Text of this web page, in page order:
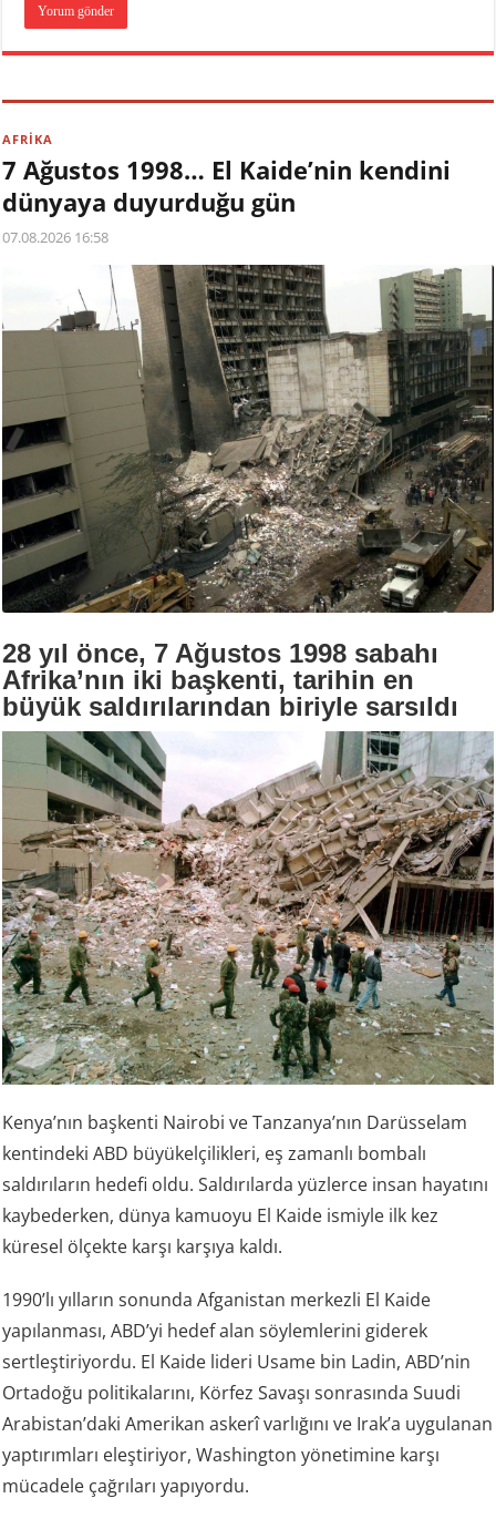
AFRİKA
7 Ağustos 1998… El Kaide’nin kendini
dünyaya duyurduğu gün
07.08.2026 16:58
28 yıl önce, 7 Ağustos 1998 sabahı
Afrika’nın iki başkenti, tarihin en
büyük saldırılarından biriyle sarsıldı
Kenya’nın başkenti Nairobi ve Tanzanya’nın Darüsselam
kentindeki ABD büyükelçilikleri, eş zamanlı bombalı
saldırıların hedefi oldu. Saldırılarda yüzlerce insan hayatını
kaybederken, dünya kamuoyu El Kaide ismiyle ilk kez
küresel ölçekte karşı karşıya kaldı.
1990’lı yılların sonunda Afganistan merkezli El Kaide
yapılanması, ABD’yi hedef alan söylemlerini giderek
sertleştiriyordu. El Kaide lideri Usame bin Ladin, ABD’nin
Ortadoğu politikalarını, Körfez Savaşı sonrasında Suudi
Arabistan’daki Amerikan askerî varlığını ve Irak’a uygulanan
yaptırımları eleştiriyor, Washington yönetimine karşı
mücadele çağrıları yapıyordu.